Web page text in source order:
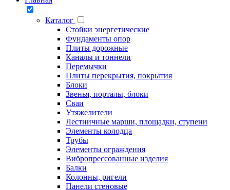
Каталог
Стойки энергетические
Фундаменты опор
Плиты дорожные
Каналы и тоннели
Перемычки
Плиты перекрытия, покрытия
Блоки
Звенья, порталы, блоки
Сваи
Утяжелители
Лестничные марши, площадки, ступени
Элементы колодца
Трубы
Элементы ограждения
Вибропрессованные изделия
Балки
Колонны, ригели
Панели стеновые